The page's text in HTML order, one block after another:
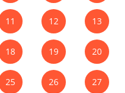
11 12 13
18 19 20
25 26 27